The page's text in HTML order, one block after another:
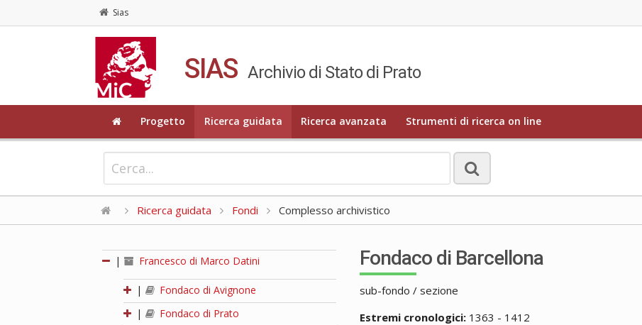
Sias
SIAS Archivio di Stato di Prato
Progetto Ricerca guidata Ricerca avanzata Strumenti di ricerca on line
Ricerca guidata Fondi Complesso archivistico
| Francesco di Marco Datini
|
Fondaco di Avignone
|
Fondaco di Prato
Fondaco di Barcellona
sub-fondo / sezione
Estremi cronologici: 1363 - 1412